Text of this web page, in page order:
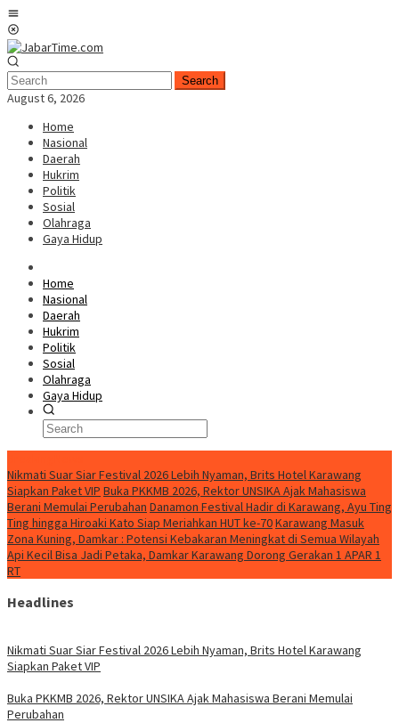
Skip
to
content
Search
August 6, 2026
Home
Nasional
Daerah
Hukrim
Politik
Sosial
Olahraga
Gaya Hidup
Home
Nasional
Daerah
Hukrim
Politik
Sosial
Olahraga
Gaya Hidup
Nikmati Suar Siar Festival 2026 Lebih Nyaman, Brits Hotel Karawang
Siapkan Paket VIP Buka PKKMB 2026, Rektor UNSIKA Ajak Mahasiswa
Berani Memulai Perubahan Danamon Festival Hadir di Karawang, Ayu Ting
Ting hingga Hiroaki Kato Siap Meriahkan HUT ke-70Karawang Masuk
Zona Kuning, Damkar : Potensi Kebakaran Meningkat di Semua Wilayah
Api Kecil Bisa Jadi Petaka, Damkar Karawang Dorong Gerakan 1 APAR 1
RT
Headlines
Nikmati Suar Siar Festival 2026 Lebih Nyaman, Brits Hotel Karawang
Siapkan Paket VIP
Buka PKKMB 2026, Rektor UNSIKA Ajak Mahasiswa Berani Memulai
Perubahan